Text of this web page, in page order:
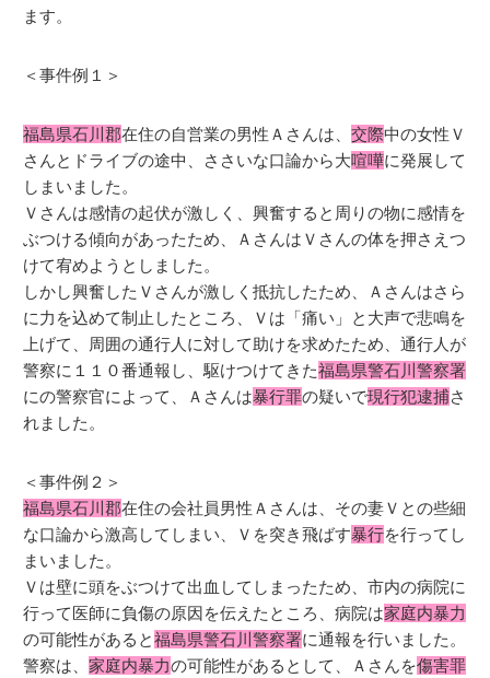
ます。
＜事件例１＞
福島県石川郡在住の自営業の男性Ａさんは、交際中の女性Ｖ
さんとドライブの途中、ささいな口論から大喧嘩に発展して
しまいました。
Ｖさんは感情の起伏が激しく、興奮すると周りの物に感情を
ぶつける傾向があったため、ＡさんはＶさんの体を押さえつ
けて宥めようとしました。
しかし興奮したＶさんが激しく抵抗したため、Ａさんはさら
に力を込めて制止したところ、Ｖは「痛い」と大声で悲鳴を
上げて、周囲の通行人に対して助けを求めたため、通行人が
警察に１１０番通報し、駆けつけてきた福島県警石川警察署
にの警察官によって、Ａさんは暴行罪の疑いで現行犯逮捕さ
れました。
＜事件例２＞
福島県石川郡在住の会社員男性Ａさんは、その妻Ｖとの些細
な口論から激高してしまい、Ｖを突き飛ばす暴行を行ってし
まいました。
Ｖは壁に頭をぶつけて出血してしまったため、市内の病院に
行って医師に負傷の原因を伝えたところ、病院は家庭内暴力
の可能性があると福島県警石川警察署に通報を行いました。
警察は、家庭内暴力の可能性があるとして、Ａさんを傷害罪